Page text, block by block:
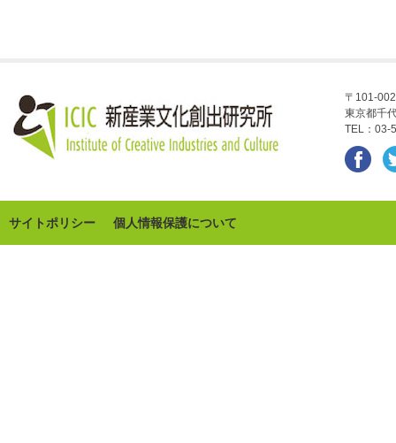
〒101-
東京都千
TEL：
サイトポリシー 個人情報保護について